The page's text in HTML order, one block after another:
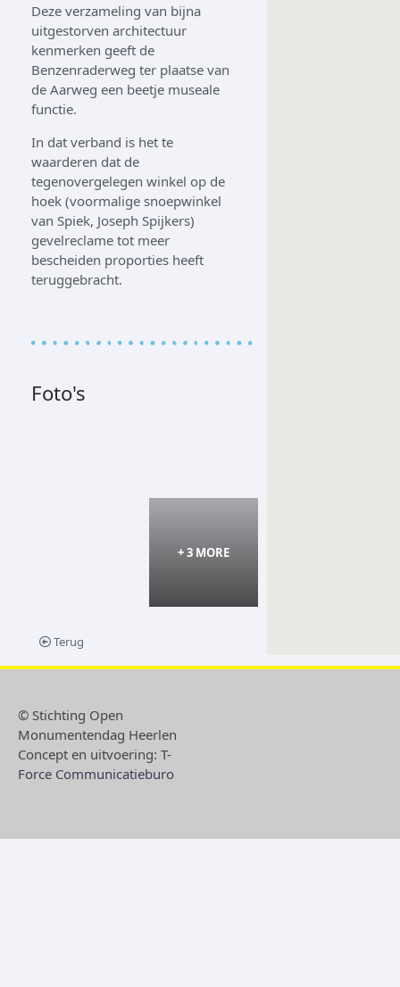
Deze verzameling van bijna
uitgestorven architectuur
kenmerken geeft de
Benzenraderweg ter plaatse van
de Aarweg een beetje museale
functie.
In dat verband is het te
waarderen dat de
tegenovergelegen winkel op de
hoek (voormalige snoepwinkel
van Spiek, Joseph Spijkers)
gevel­reclame tot meer
bescheiden proporties heeft
teruggebracht.
Foto's
+ 3 MORE
Terug
© Stichting Open
Monumentendag Heerlen
Concept en uitvoering: T-
Force Communicatieburo